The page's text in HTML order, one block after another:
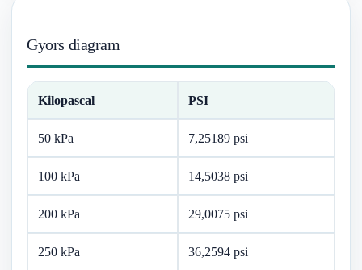
Gyors diagram
Kilopascal PSI
50 kPa 7,25189 psi
100 kPa 14,5038 psi
200 kPa 29,0075 psi
250 kPa 36,2594 psi